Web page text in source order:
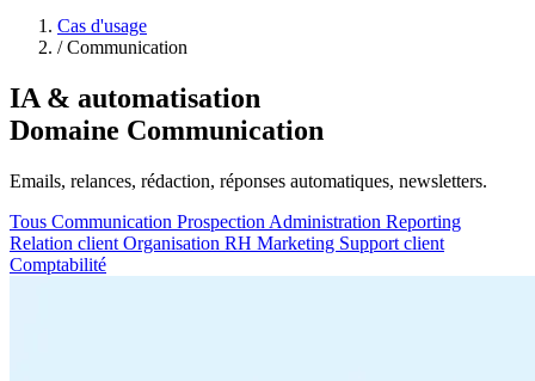
Cas d'usage
/Communication
IA & automatisation
Domaine Communication
Emails, relances, rédaction, réponses automatiques, newsletters.
Tous Communication Prospection Administration Reporting
Relation client Organisation RH Marketing Support client
Comptabilité